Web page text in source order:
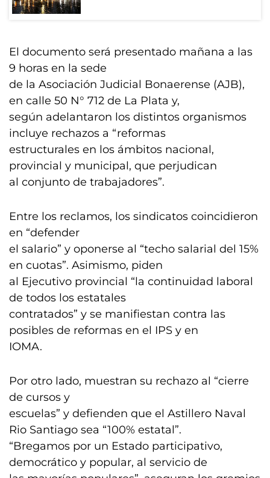
El documento será presentado mañana a las
9 horas en la sede
de la Asociación Judicial Bonaerense (AJB),
en calle 50 N° 712 de La Plata y,
según adelantaron los distintos organismos
incluye rechazos a “reformas
estructurales en los ámbitos nacional,
provincial y municipal, que perjudican
al conjunto de trabajadores”.
Entre los reclamos, los sindicatos coincidieron
en “defender
el salario” y oponerse al “techo salarial del 15%
en cuotas”. Asimismo, piden
al Ejecutivo provincial “la continuidad laboral
de todos los estatales
contratados” y se manifiestan contra las
posibles de reformas en el IPS y en
IOMA.
Por otro lado, muestran su rechazo al “cierre
de cursos y
escuelas” y defienden que el Astillero Naval
Rio Santiago sea “100% estatal”.
“Bregamos por un Estado participativo,
democrático y popular, al servicio de